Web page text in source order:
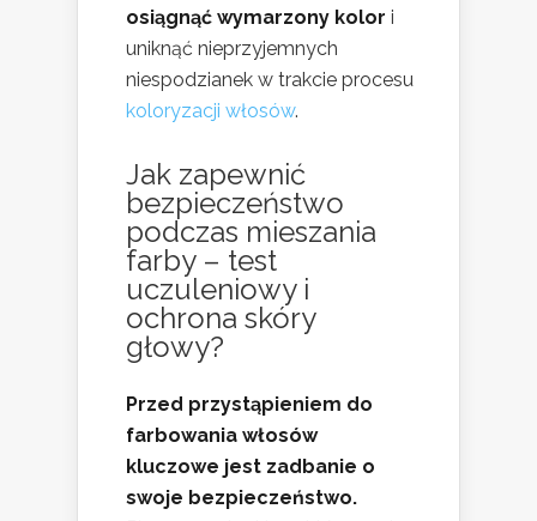
osiągnąć wymarzony kolor i
uniknąć nieprzyjemnych
niespodzianek w trakcie procesu
koloryzacji włosów.
Jak zapewnić
bezpieczeństwo
podczas mieszania
farby – test
uczuleniowy i
ochrona skóry
głowy?
Przed przystąpieniem do
farbowania włosów
kluczowe jest zadbanie o
swoje bezpieczeństwo.